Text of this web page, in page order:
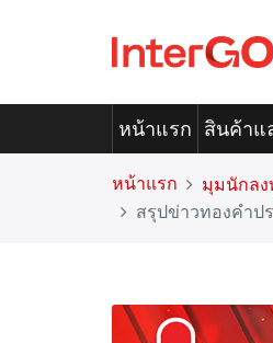
หน้าแรก สินค้าแ
หน้าแรก มุมนักล
สรุปข่าวทองคำป